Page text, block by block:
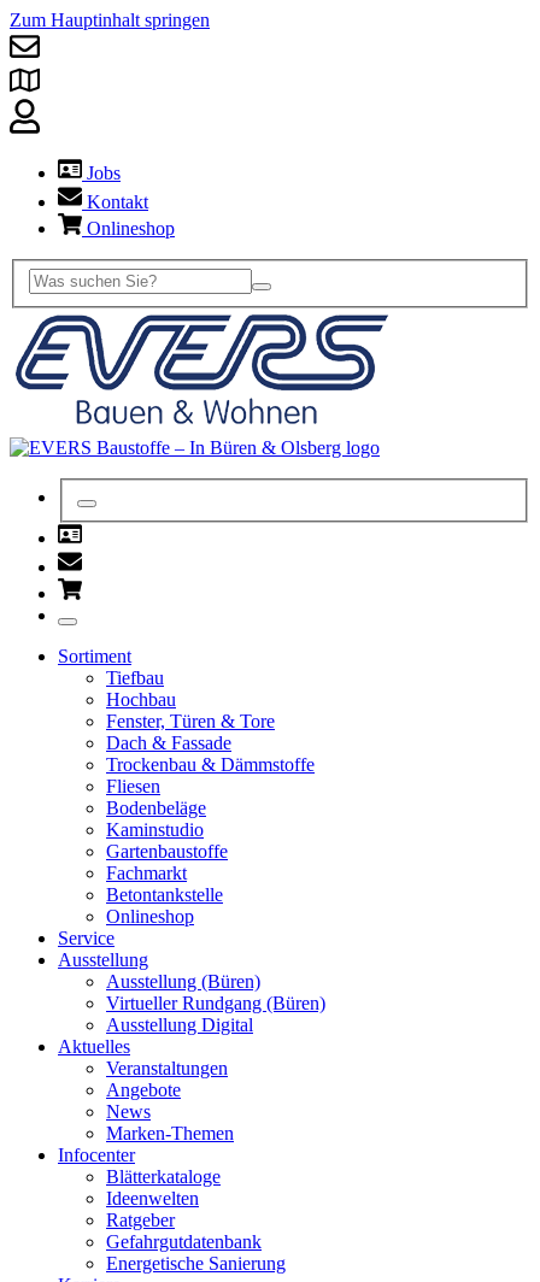
Zum Hauptinhalt springen
Jobs
Kontakt
Onlineshop
Sortiment
Tiefbau
Hochbau
Fenster, Türen & Tore
Dach & Fassade
Trockenbau & Dämmstoffe
Fliesen
Bodenbeläge
Kaminstudio
Gartenbaustoffe
Fachmarkt
Betontankstelle
Onlineshop
Service
Ausstellung
Ausstellung (Büren)
Virtueller Rundgang (Büren)
Ausstellung Digital
Aktuelles
Veranstaltungen
Angebote
News
Marken-Themen
Infocenter
Blätterkataloge
Ideenwelten
Ratgeber
Gefahrgutdatenbank
Energetische Sanierung